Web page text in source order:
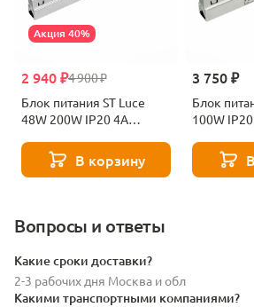
Акция 40%
4 900 ₽
2 940 ₽
Блок питания ST Luce
48W 200W IP20 4A
В корзину
3 750 ₽
Блок
100W
Вопросы и ответы
Какие сроки доставки?
2-3 рабочих дня Москва и обл
Какими транспортными компаниями?